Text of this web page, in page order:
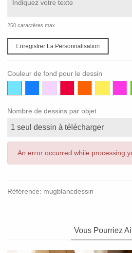
250 caractères max
Enregistrer La Personnalisation
Couleur de fond pour le dessin
ciel
foncé clair
Nombre de dessins par objet
An error occurred while processing
Référence: mugblancdessin
Vous Pourriez